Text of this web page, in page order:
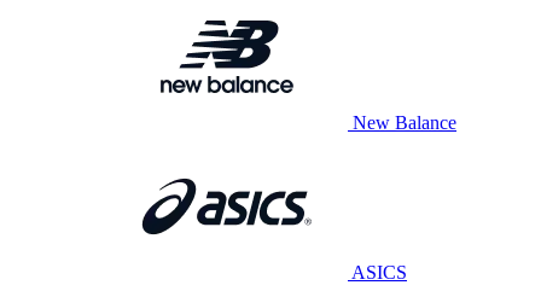
New Balance
ASICS